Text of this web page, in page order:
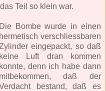
Teil so klein war.
Die Bombe wurde in einen
hermetisch verschliessbaren
eingepackt, so daß
keine Luft dran kommen
konnte, denn ich habe dann
mitbekommen, daß der
bestand, daß es